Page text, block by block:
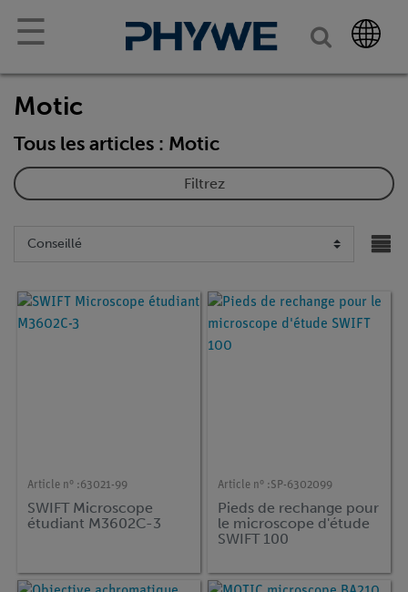
☰
Motic
Tous les articles : Motic
Filtrez
Article n° :63021-99
SWIFT Microscope
étudiant M3602C-3
Article n° :SP-6302099
Pieds de rechange pour
le microscope d'étude
SWIFT 100